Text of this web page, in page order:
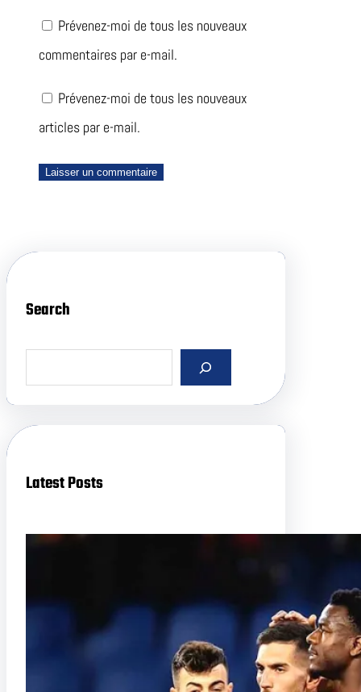
Prévenez-moi de tous les nouveaux
commentaires par e-mail.
Prévenez-moi de tous les nouveaux
articles par e-mail.
Search
a
h
Latest Posts